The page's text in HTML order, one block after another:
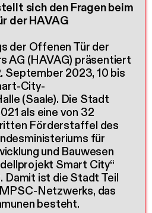
sich den Fragen beim
der HAVAG
der Offenen Tür der
AG (HAVAG) präsentiert
September 2023, 10 bis
City-
(Saale). Die Stadt
als eine von 32
Förderstaffel des
für
und Bauwesen
Smart City“
Damit ist die Stadt Teil
Netzwerks, das
besteht.